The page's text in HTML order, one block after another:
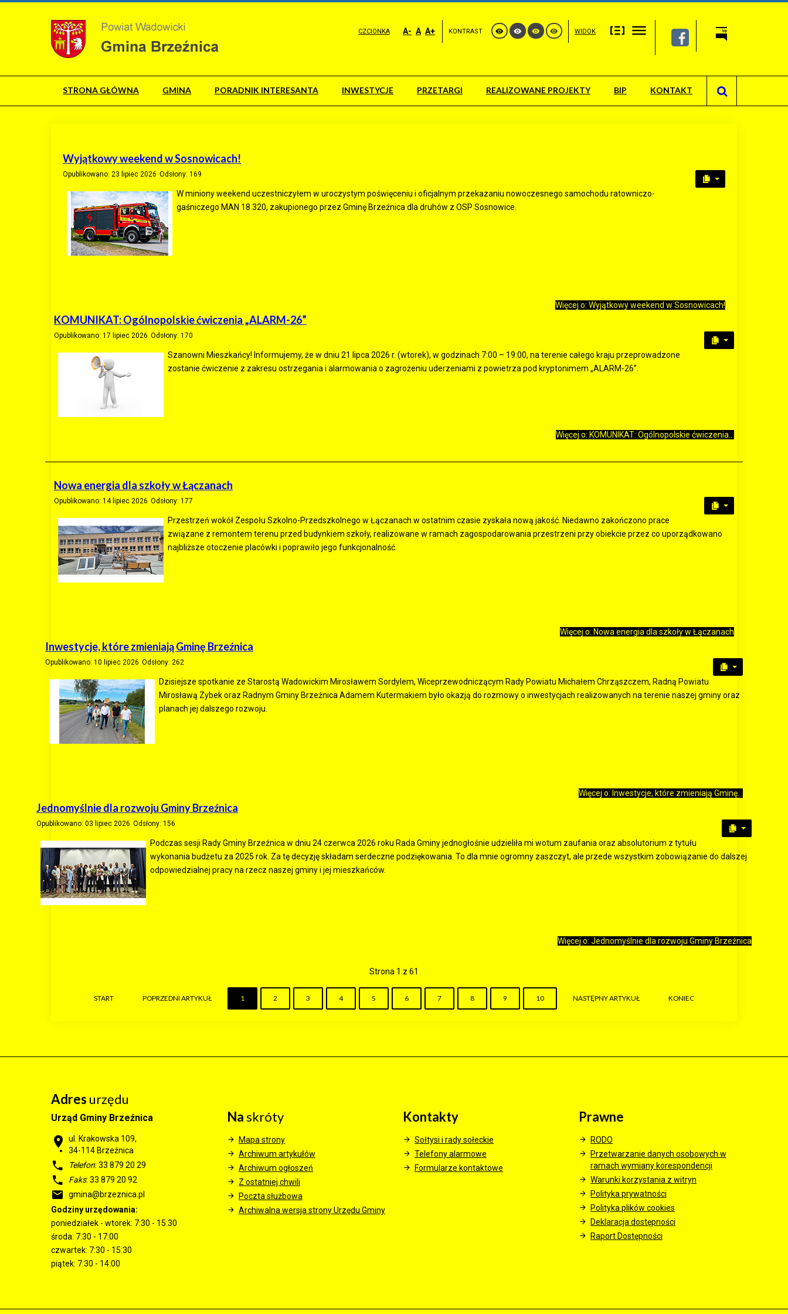
CZCIONKA A- A A+ KONTRAST WIDOK
STRONA GŁÓWNA GMINA PORADNIK INTERESANTA INWESTYCJE PRZETARGI REALIZOWANE PROJEKTY BIP KONTAKT
Wyjątkowy weekend w Sosnowicach!
Opublikowano: 23 lipiec 2026 Odsłony: 169
W miniony weekend uczestniczyłem w uroczystym poświęceniu i oficjalnym przekazaniu nowoczesnego samochodu ratowniczo-
gaśniczego MAN 18.320, zakupionego przez Gminę Brzeźnica dla druhów z OSP Sosnowice.
Więcej o: Wyjątkowy weekend w Sosnowicach!
KOMUNIKAT: Ogólnopolskie ćwiczenia „ALARM-26”
Opublikowano: 17 lipiec 2026 Odsłony: 170
Szanowni Mieszkańcy! Informujemy, że w dniu 21 lipca 2026 r. (wtorek), w godzinach 7:00 – 19:00, na terenie całego kraju przeprowadzone
zostanie ćwiczenie z zakresu ostrzegania i alarmowania o zagrożeniu uderzeniami z powietrza pod kryptonimem „ALARM-26”.
Więcej o: KOMUNIKAT: Ogólnopolskie ćwiczenia...
Nowa energia dla szkoły w Łączanach
Opublikowano: 14 lipiec 2026 Odsłony: 177
Przestrzeń wokół Zespołu Szkolno-Przedszkolnego w Łączanach w ostatnim czasie zyskała nową jakość. Niedawno zakończono prace
związane z remontem terenu przed budynkiem szkoły, realizowane w ramach zagospodarowania przestrzeni przy obiekcie przez co uporządkowano
najbliższe otoczenie placówki i poprawiło jego funkcjonalność.
Więcej o: Nowa energia dla szkoły w Łączanach
Inwestycje, które zmieniają Gminę Brzeźnica
Opublikowano: 10 lipiec 2026 Odsłony: 262
Dzisiejsze spotkanie ze Starostą Wadowickim Mirosławem Sordylem, Wiceprzewodniczącym Rady Powiatu Michałem Chrząszczem, Radną Powiatu
Mirosławą Zybek oraz Radnym Gminy Brzeźnica Adamem Kutermakiem było okazją do rozmowy o inwestycjach realizowanych na terenie naszej gminy oraz
planach jej dalszego rozwoju.
Więcej o: Inwestycje, które zmieniają Gminę...
Jednomyślnie dla rozwoju Gminy Brzeźnica
Opublikowano: 03 lipiec 2026 Odsłony: 156
Podczas sesji Rady Gminy Brzeźnica w dniu 24 czerwca 2026 roku Rada Gminy jednogłośnie udzieliła mi wotum zaufania oraz absolutorium z tytułu
wykonania budżetu za 2025 rok. Za tę decyzję składam serdeczne podziękowania. To dla mnie ogromny zaszczyt, ale przede wszystkim zobowiązanie do dalszej
odpowiedzialnej pracy na rzecz naszej gminy i jej mieszkańców.
Więcej o: Jednomyślnie dla rozwoju Gminy Brzeźnica
Strona 1 z 61
START POPRZEDNI ARTYKUŁ 1 2 3 4 5 6 7 8 9 10 NASTĘPNY ARTYKUŁ KONIEC
Adres urzędu
Urząd Gminy Brzeźnica
ul. Krakowska 109,
34-114 Brzeźnica
Telefon: 33 879 20 29
Faks: 33 879 20 92
gmina@brzeznica.pl
Godziny urzędowania:
poniedziałek - wtorek: 7:30 - 15:30
środa: 7:30 - 17:00
czwartek: 7:30 - 15:30
piątek: 7:30 - 14:00
Naskróty
Mapa strony
Archiwum artykułów
Archiwum ogłoszeń
Z ostatniej chwili
Poczta służbowa
Archiwalna wersja strony Urzędu Gminy
Kontakty
Sołtysi i rady sołeckie
Telefony alarmowe
Formularze kontaktowe
Prawne
RODO
Przetwarzanie danych osobowych w
ramach wymiany korespondencji
Warunki korzystania z witryn
Polityka prywatności
Polityka plików cookies
Deklaracja dostępności
Raport Dostępności